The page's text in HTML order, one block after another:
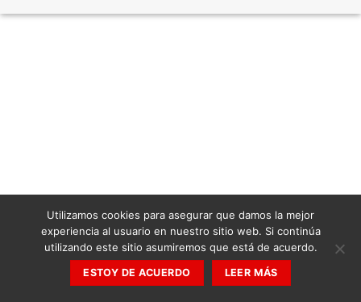
Utilizamos cookies para asegurar que damos la mejor
experiencia al usuario en nuestro sitio web. Si continúa
utilizando este sitio asumiremos que está de acuerdo.
ESTOY DE ACUERDO LEER MÁS